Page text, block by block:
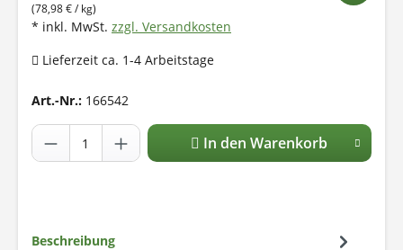
(78,98 € / kg)
* inkl. MwSt. zzgl. Versandkosten
Lieferzeit ca. 1-4 Arbeitstage
Art.-Nr.: 166542
In den Warenkorb
Beschreibung